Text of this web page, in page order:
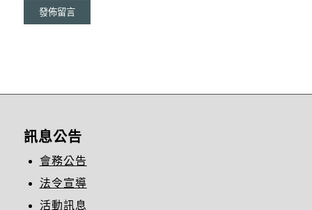
訊息公告
會務公告
法令宣導
活動訊息